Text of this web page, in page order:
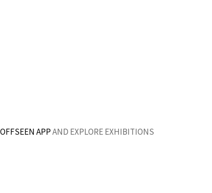
OFFSEEN APPAND EXPLORE EXHIBITIONS